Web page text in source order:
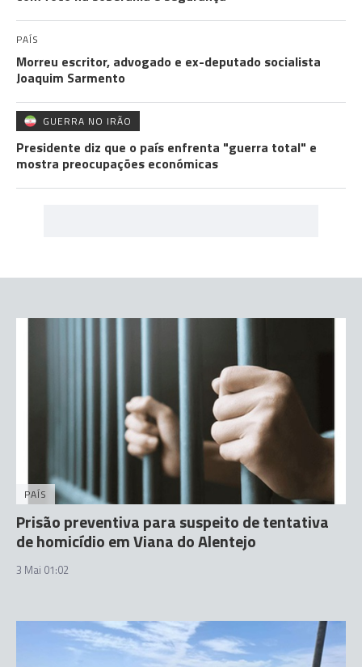
PAÍS
Morreu escritor, advogado e ex-deputado socialista
Joaquim Sarmento
GUERRA NO IRÃO
Presidente diz que o país enfrenta "guerra total" e
mostra preocupações económicas
PAÍS
Prisão preventiva para suspeito de tentativa
de homicídio em Viana do Alentejo
3 Mai 01:02